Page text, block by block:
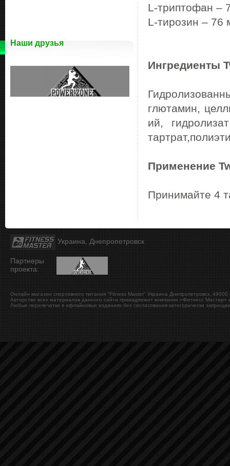
Наши друзья
L-триптофан –
L-тирозин – 76
Ингредиенты
глютамин,
ий, гидролизат
тартрат,
Применение
Принимайте 4
Украина, Днепропетровск
Партнеры
проекта:
Онлайн магазин спортивного питания "Fitness Master" Украина Днепропетровск 49000
Авторство всех материалов данного сайта принадлежит компании «Фитнесс Мастер»
Любые перепечатки в офлайновых изданиях без согласования категорически